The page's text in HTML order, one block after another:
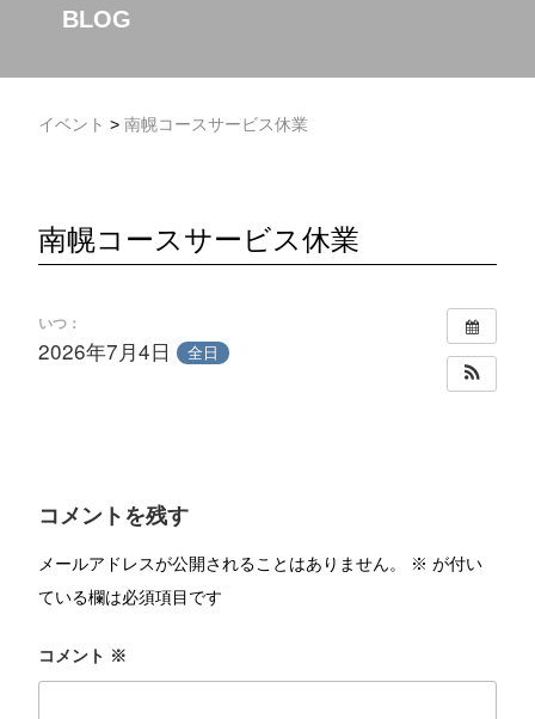
BLOG
イベント > 南幌コースサービス休業
南幌コースサービス休業
いつ：
2026年7月4日 全日
コメントを残す
メールアドレスが公開されることはありません。 ※ が付い
ている欄は必須項目です
コメント ※